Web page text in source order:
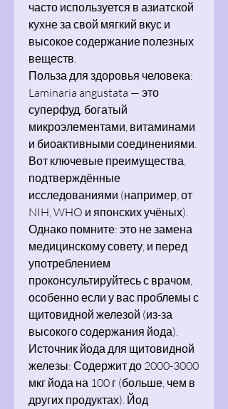
часто используется в азиатской
кухне за свой мягкий вкус и
высокое содержание полезных
веществ.
Польза для здоровья человека:
Laminaria angustata — это
суперфуд, богатый
микроэлементами, витаминами
и биоактивными соединениями.
Вот ключевые преимущества,
подтверждённые
исследованиями (например, от
NIH, WHO и японских учёных).
Однако помните: это не замена
медицинскому совету, и перед
употреблением
проконсультируйтесь с врачом,
особенно если у вас проблемы с
щитовидной железой (из-за
высокого содержания йода).
Источник йода для щитовидной
железы: Содержит до 2000-3000
мкг йода на 100 г (больше, чем в
других продуктах). Йод